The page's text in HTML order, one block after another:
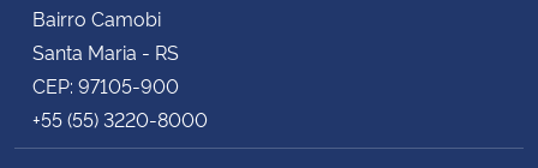
Bairro Camobi
Santa Maria - RS
CEP: 97105-900
+55 (55) 3220-8000